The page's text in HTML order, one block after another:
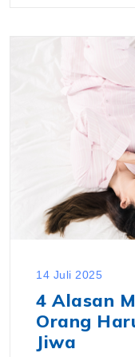
14 Juli 2025
4 Alasan
Orang
Jiwa